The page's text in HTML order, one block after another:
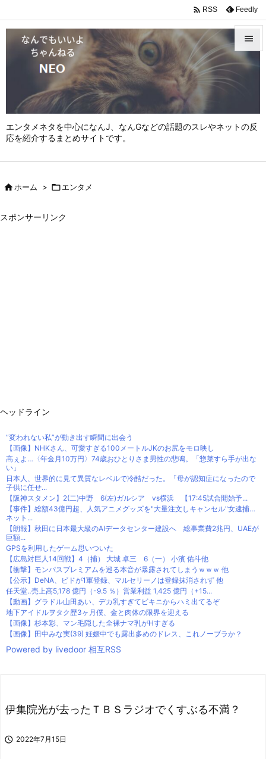
エンタメネタを中心になんJ、なんGなどの話題のスレやネットの反
応を紹介するまとめサイトです。



 RSS Feedly
ホーム > エンタメ
スポンサーリンク
ヘッドライン
“変われない私”が動き出す瞬間に出会う
【画像】NHKさん、可愛すぎる100メートルJKのお尻をモロ映し
高ぇよ…〈年金月10万円〉74歳おひとりさま男性の悲鳴。「惣菜すら手が出な
い」
日本人、世界的に見て異質なレベルで冷酷だった。「母が認知症になったので
子供に任せ...
【阪神スタメン】2(二)中野 6(左)ガルシア vs横浜 【17:45試合開始予...
【事件】総額43億円超、人気アニメグッズを"大量注文しキャンセル"女逮捕…
ネット...
【朗報】秋田に日本最大級のAIデータセンター建設へ 総事業費2兆円、UAEが
巨額...
GPSを利用したゲーム思いついた
【広島対巨人14回戦】4（捕） 大城 卓三 6（一） 小濱 佑斗他
【衝撃】モンパスプレミアムを巡る本音が暴露されてしまうｗｗｗ 他
【公示】DeNA、ビドが1軍登録、マルセリーノは登録抹消されず 他
任天堂‥売上高5,178 億円（-9.5 ％）営業利益 1,425 億円（+15...
【動画】グラドル山田あい、デカ乳すぎてビキニからハミ出てるぞ
地下アイドルヲタク歴3ヶ月僕、金と肉体の限界を迎える
【画像】杉本彩、マン毛隠した全裸ナマ乳がHすぎる
【画像】田中みな実(39) 妊娠中でも露出多めのドレス、これノーブラか？
Powered by livedoor 相互RSS
伊集院光が去ったＴＢＳラジオでくすぶる不満？
 2022年7月15日